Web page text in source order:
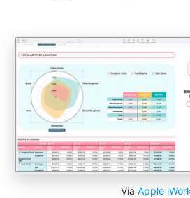
Via Apple